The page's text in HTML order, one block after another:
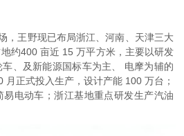
，王野现已布局浙江、河南、天津三大
约400 亩近 15 万平方米，主要以研发
、及新能源国标车为主、 电摩为辅的
正式投入生产，设计产能 100 万台；
电动车；浙江基地重点研发生产汽油